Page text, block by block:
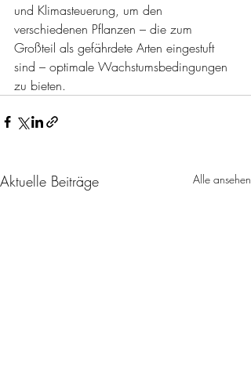
und Klimasteuerung, um den
verschiedenen Pflanzen – die zum
Großteil als gefährdete Arten eingestuft
sind – optimale Wachstumsbedingungen
zu bieten.
Aktuelle Beiträge Alle ansehen